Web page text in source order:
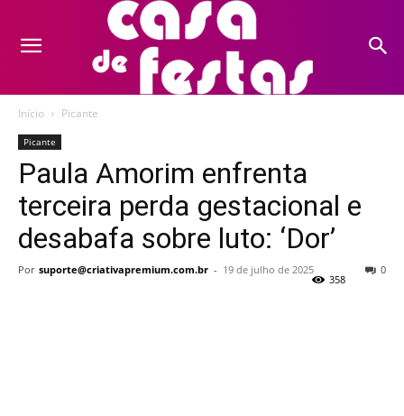
Início Picante
Picante
Paula Amorim enfrenta
terceira perda gestacional e
desabafa sobre luto: ‘Dor’
Por suporte@criativapremium.com.br - 19 de julho de 2025 0
358